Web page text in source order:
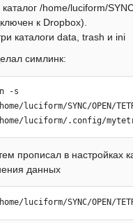
каталог /home/luciform/
к Dropbox).
каталоги data, trash и ini
симлинк:
-s
luciform/SYNC/OPEN/
luciform/.config/
прописал в настройках
данных
luciform/SYNC/OPEN/